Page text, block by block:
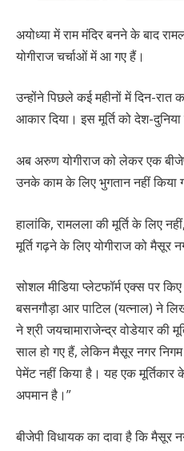
अयोध्या में राम मंदिर बनने के बाद
योगीराज चर्चाओं में आ गए हैं।
उन्होंने पिछले कई महीनों में दिन-रात
आकार दिया। इस मूर्ति को देश-
अब अरुण योगीराज को लेकर एक
उनके काम के लिए भुगतान नहीं किया
हालांकि, रामलला की मूर्ति के लिए
मूर्ति गढ़ने के लिए योगीराज को मैसूर
सोशल मीडिया प्लेटफॉर्म एक्स पर
बसनगौड़ा आर पाटिल (यत्नाल) ने
ने श्री जयचामाराजेन्द्र वोडेयार
साल हो गए हैं, लेकिन मैसूर नगर
पेमेंट नहीं किया है। यह एक
अपमान है।”
बीजेपी विधायक का दावा है कि